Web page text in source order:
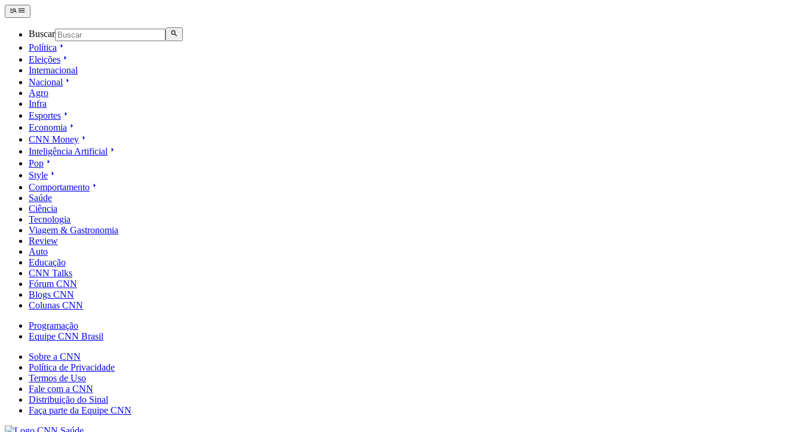
Buscar
Política
Eleições
Internacional
Nacional
Agro
Infra
Esportes
Economia
CNN Money
Inteligência Artificial
Pop
Style
Comportamento
Saúde
Ciência
Tecnologia
Viagem & Gastronomia
Review
Auto
Educação
CNN Talks
Fórum CNN
Blogs CNN
Colunas CNN
Programação
Equipe CNN Brasil
Sobre a CNN
Política de Privacidade
Termos de Uso
Fale com a CNN
Distribuição do Sinal
Faça parte da Equipe CNN